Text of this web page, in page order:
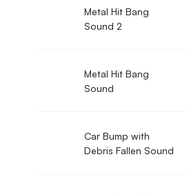
Metal Hit Bang
Sound 2
Metal Hit Bang
Sound
Car Bump with
Debris Fallen Sound